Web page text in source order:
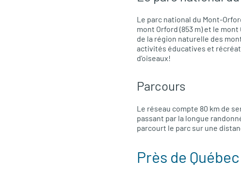
Le parc national du Mont-
mont Orford (853 m) et le
de la région naturelle des
activités éducatives et
d’oiseaux!
Parcours
Le réseau compte 80 km de
passant par la longue
parcourt le parc sur une
Près de Québec